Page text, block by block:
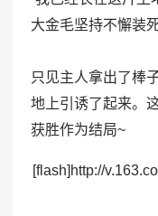
大金毛坚持不懈装
只见主人拿出了棒
地上引诱了起来。
获胜作为结局~
[flash]http://